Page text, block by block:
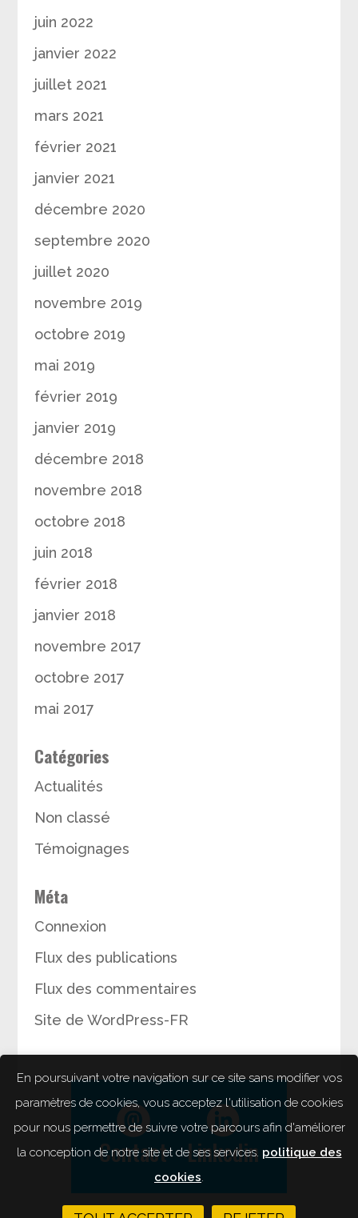
juin 2022
janvier 2022
juillet 2021
mars 2021
février 2021
janvier 2021
décembre 2020
septembre 2020
juillet 2020
novembre 2019
octobre 2019
mai 2019
février 2019
janvier 2019
décembre 2018
novembre 2018
octobre 2018
juin 2018
février 2018
janvier 2018
novembre 2017
octobre 2017
mai 2017
Catégories
Actualités
Non classé
Témoignages
Méta
Connexion
Flux des publications
Flux des commentaires
Site de WordPress-FR
Contact Linkedin
En poursuivant votre navigation sur ce site sans modifier vos
paramètres de cookies, vous acceptez l'utilisation de cookies
pour nous permettre de suivre votre parcours afin d'améliorer
la conception de notre site et de ses services. politique des
cookies.